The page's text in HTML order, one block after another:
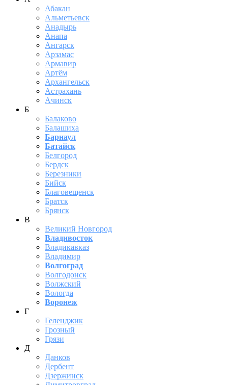
Абакан
Альметьевск
Анадырь
Анапа
Ангарск
Арзамас
Армавир
Артём
Архангельск
Астрахань
Ачинск
Б
Балаково
Балашиха
Барнаул
Батайск
Белгород
Бердск
Березники
Бийск
Благовещенск
Братск
Брянск
В
Великий Новгород
Владивосток
Владикавказ
Владимир
Волгоград
Волгодонск
Волжский
Вологда
Воронеж
Г
Геленджик
Грозный
Грязи
Д
Данков
Дербент
Дзержинск